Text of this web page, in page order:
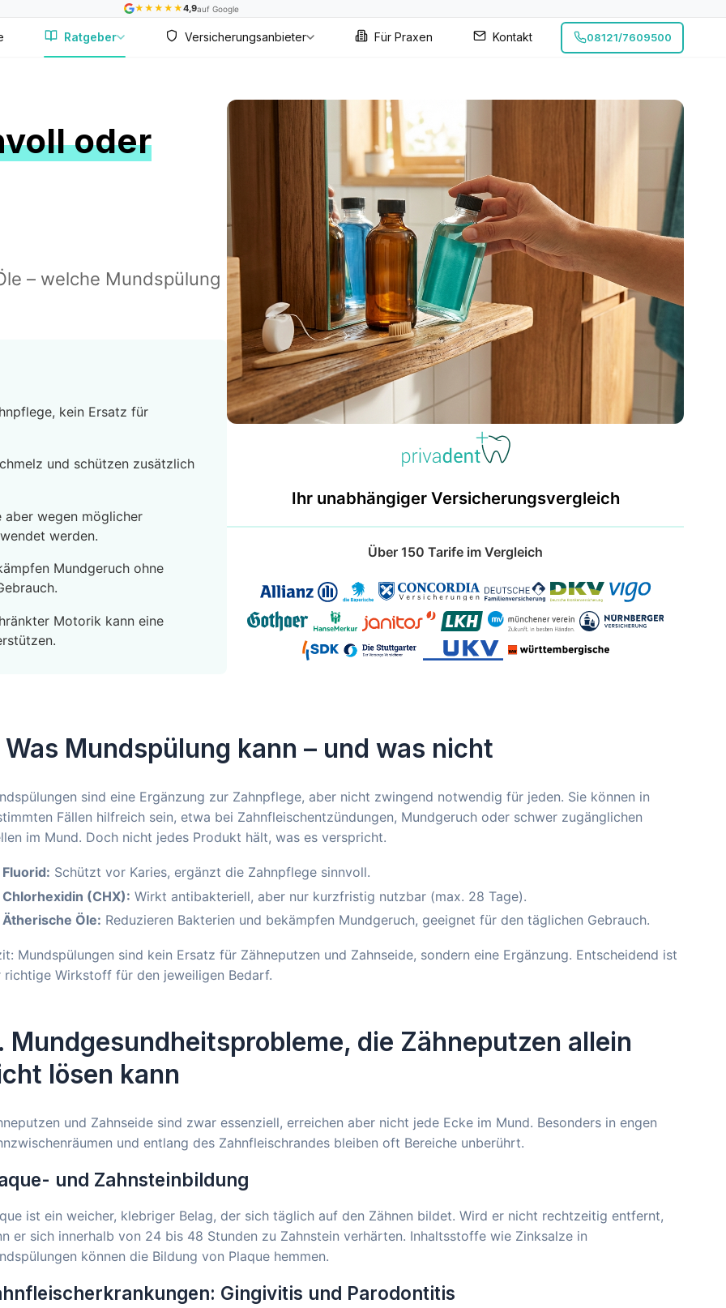
★ ★ ★ ★ ★4,9auf Google
Ratgeber Versicherungsanbieter Für Praxen Kontakt 08121/7609500
oder
– welche Mundspülung
kein Ersatz für
und schützen zusätzlich
wegen möglicher
werden.
Mundgeruch ohne
Motorik kann eine
Ihr unabhängiger Versicherungsvergleich
Über 150 Tarife im Vergleich
Was Mundspülung kann – und was nicht
sind eine Ergänzung zur Zahnpflege, aber nicht zwingend notwendig für jeden. Sie können in
Fällen hilfreich sein, etwa bei Zahnfleischentzündungen, Mundgeruch oder schwer zugänglichen
im Mund. Doch nicht jedes Produkt hält, was es verspricht.
Fluorid: Schützt vor Karies, ergänzt die Zahnpflege sinnvoll.
Chlorhexidin (CHX): Wirkt antibakteriell, aber nur kurzfristig nutzbar (max. 28 Tage).
Ätherische Öle: Reduzieren Bakterien und bekämpfen Mundgeruch, geeignet für den täglichen Gebrauch.
Mundspülungen sind kein Ersatz für Zähneputzen und Zahnseide, sondern eine Ergänzung. Entscheidend ist
richtige Wirkstoff für den jeweiligen Bedarf.
Mundgesundheitsprobleme, die Zähneputzen allein
lösen kann
und Zahnseide sind zwar essenziell, erreichen aber nicht jede Ecke im Mund. Besonders in engen
und entlang des Zahnfleischrandes bleiben oft Bereiche unberührt.
und Zahnsteinbildung
ist ein weicher, klebriger Belag, der sich täglich auf den Zähnen bildet. Wird er nicht rechtzeitig entfernt,
er sich innerhalb von 24 bis 48 Stunden zu Zahnstein verhärten. Inhaltsstoffe wie Zinksalze in
können die Bildung von Plaque hemmen.
Gingivitis und Parodontitis